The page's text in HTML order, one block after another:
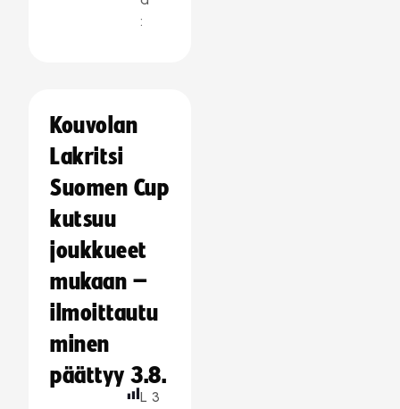
:
Kouvolan
Lakritsi
Suomen Cup
kutsuu
joukkueet
mukaan –
ilmoittautu
minen
päättyy 3.8.
L 3